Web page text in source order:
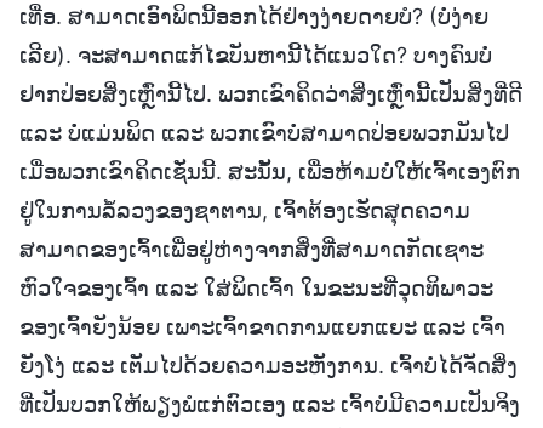
ເທື່ອ. ສາມາດເອົາພິດນີ້ອອກໄດ້ຢ່າງງ່າຍດາຍບໍ? (ບໍ່ງ່າຍ
ເລີຍ). ຈະສາມາດແກ້ໄຂບັນຫານີ້ໄດ້ແນວໃດ? ບາງຄົນບໍ່
ຢາກປ່ອຍສິ່ງເຫຼົ່ານີ້ໄປ. ພວກເຂົາຄິດວ່າສິ່ງເຫຼົ່ານີ້ເປັນສິ່ງທີ່ດີ
ແລະ ບໍ່ແມ່ນພິດ ແລະ ພວກເຂົາບໍ່ສາມາດປ່ອຍພວກມັນໄປ
ເມື່ອພວກເຂົາຄິດເຊັ່ນນີ້. ສະນັ້ນ, ເພື່ອຫ້າມບໍ່ໃຫ້ເຈົ້າເອງຕົກ
ຢູ່ໃນການລໍ້ລວງຂອງຊາຕານ, ເຈົ້າຕ້ອງເຮັດສຸດຄວາມ
ສາມາດຂອງເຈົ້າເພື່ອຢູ່ຫ່າງຈາກສິ່ງທີ່ສາມາດກັດເຊາະ
ຫົວໃຈຂອງເຈົ້າ ແລະ ໃສ່ພິດເຈົ້າ ໃນຂະນະທີ່ວຸດທິພາວະ
ຂອງເຈົ້າຍັງນ້ອຍ ເພາະເຈົ້າຂາດການແຍກແຍະ ແລະ ເຈົ້າ
ຍັງໂງ່ ແລະ ເຕັມໄປດ້ວຍຄວາມອະຫັງການ. ເຈົ້າບໍ່ໄດ້ຈັດສິ່ງ
ທີ່ເປັນບວກໃຫ້ພຽງພໍແກ່ຕົວເອງ ແລະ ເຈົ້າບໍ່ມີຄວາມເປັນຈິງ